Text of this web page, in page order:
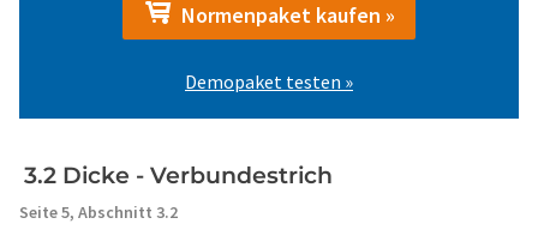
Normenpaket kaufen »
Demopaket testen »
3.2 Dicke - Verbundestrich
Seite 5, Abschnitt 3.2